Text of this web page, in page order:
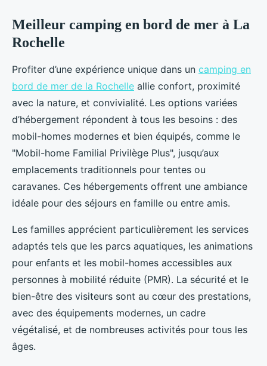
Meilleur camping en bord de mer à La
Rochelle
Profiter d’une expérience unique dans un camping en
bord de mer de la Rochelle allie confort, proximité
avec la nature, et convivialité. Les options variées
d’hébergement répondent à tous les besoins : des
mobil-homes modernes et bien équipés, comme le
"Mobil-home Familial Privilège Plus", jusqu’aux
emplacements traditionnels pour tentes ou
caravanes. Ces hébergements offrent une ambiance
idéale pour des séjours en famille ou entre amis.
Les familles apprécient particulièrement les services
adaptés tels que les parcs aquatiques, les animations
pour enfants et les mobil-homes accessibles aux
personnes à mobilité réduite (PMR). La sécurité et le
bien-être des visiteurs sont au cœur des prestations,
avec des équipements modernes, un cadre
végétalisé, et de nombreuses activités pour tous les
âges.